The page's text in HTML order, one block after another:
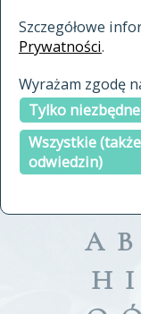
Szczegółowe
Prywatności.
Wyrażam zgodę
Tylko
Wszystkie
odwiedzin)
A B
H I